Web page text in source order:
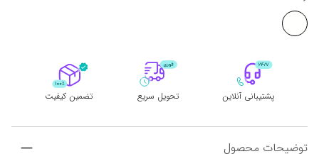
پشتیبانی آنلاین تحویل سریع تضمین کیفیت
توضیحات محصول